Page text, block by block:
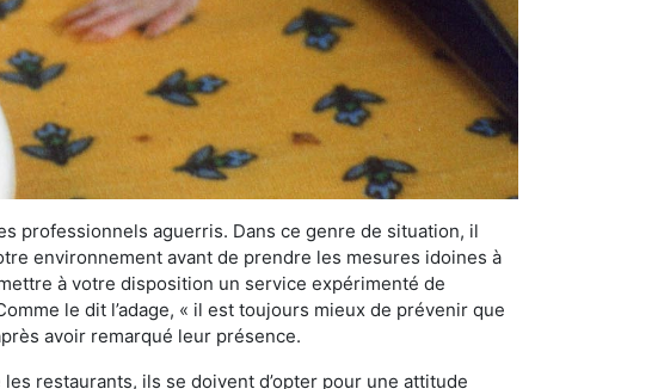
professionnels aguerris. Dans ce genre de situation, il
environnement avant de prendre les mesures idoines à
à votre disposition un service expérimenté de
le dit l’adage, « il est toujours mieux de prévenir que
avoir remarqué leur présence.
restaurants, ils se doivent d’opter pour une attitude